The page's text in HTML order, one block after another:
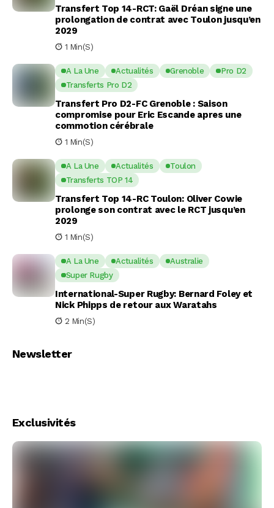
Transfert Top 14-RCT: Gaël Dréan signe une
prolongation de contrat avec Toulon jusqu’en
2029
1 Min(s)
A La Une Actualités Grenoble
Pro D2
Transferts Pro D2
Transfert Pro D2-FC Grenoble : Saison
compromise pour Eric Escande apres une
commotion cérébrale
1 Min(s)
A La Une Actualités
Toulon
Transferts TOP 14
Transfert Top 14-RC Toulon: Oliver Cowie
prolonge son contrat avec le RCT jusqu’en
2029
1 Min(s)
A La Une Actualités
Australie
Super Rugby
International-Super Rugby: Bernard Foley et
Nick Phipps de retour aux Waratahs
2 Min(s)
Newsletter
Exclusivités